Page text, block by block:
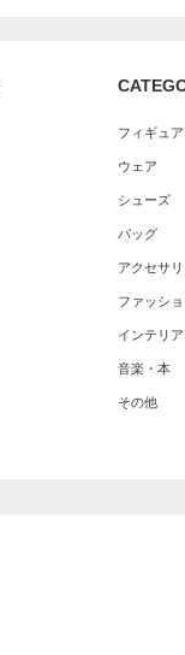
フィギュ
ウェア
シューズ
バッグ
アクセサ
ファッシ
インテリア
音楽・本
その他